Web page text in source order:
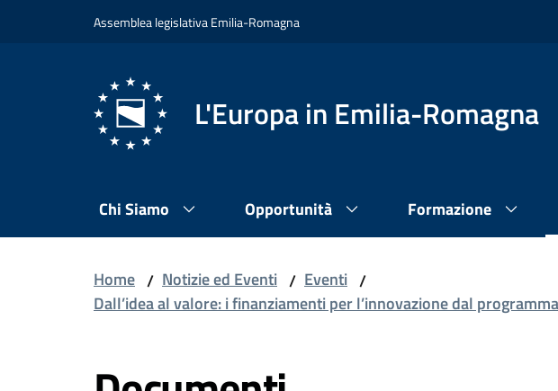
Vai al contenuto
Vai alla navigazioneAssemblea legislativa Emilia-Romagna
L'Europa in Emilia-Romagna
Chi Siamo Opportunità Formazione
Home / Notizie ed Eventi / Eventi /
Dall’idea al valore: i finanziamenti per l’innovazione dal